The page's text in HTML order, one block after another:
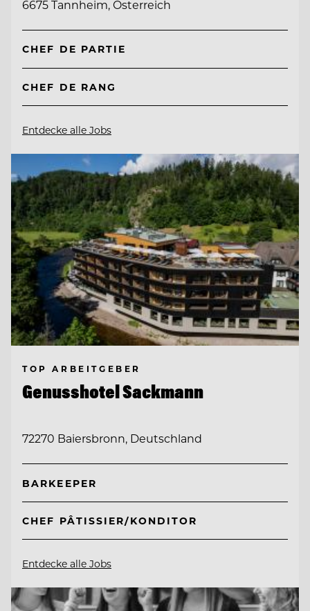
6675 Tannheim, Österreich
CHEF DE PARTIE
CHEF DE RANG
Entdecke alle Jobs
TOP ARBEITGEBER
Genusshotel Sackmann
72270 Baiersbronn, Deutschland
BARKEEPER
CHEF PÂTISSIER/KONDITOR
Entdecke alle Jobs